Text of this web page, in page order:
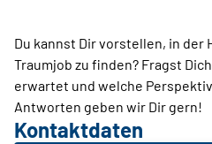
Du kannst Dir vorstellen, in der
Traumjob zu finden? Fragst
erwartet und welche
Antworten geben wir Dir gern!
Kontaktdaten